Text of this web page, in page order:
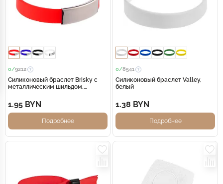
0/9212
Силиконовый браслет Brisky с
металлическим шильдом,
1.95 BYN
Подробнее
0/8541
Силиконовый браслет Valley,
белый
1.38 BYN
Подробнее